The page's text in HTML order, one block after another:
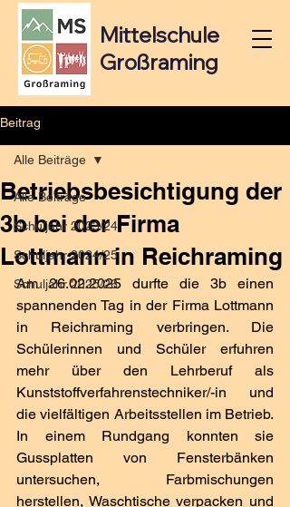
Mittelschule
Großraming
Beitrag
Alle Beiträge
Schuljahr 2023/24
Schuljahr 2024/25
Schuljahr 2025/26
Alle Beiträge
Betriebsbesichtigung der
3b bei der Firma
Lottmann in Reichraming
Am 26.02.2025 durfte die 3b einen
spannenden Tag in der Firma Lottmann
in Reichraming verbringen. Die
Schülerinnen und Schüler erfuhren
mehr über den Lehrberuf als
Kunststoffverfahrenstechniker/-in und
die vielfältigen Arbeitsstellen im Betrieb.
In einem Rundgang konnten sie
Gussplatten von Fensterbänken
untersuchen, Farbmischungen
herstellen, Waschtische verpacken und